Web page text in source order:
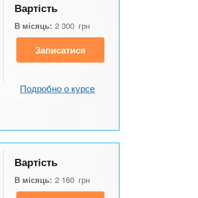
Вартість
В місяць: 2 300 грн
Записатися
Подробно о курсе
Вартість
В місяць: 2 160 грн